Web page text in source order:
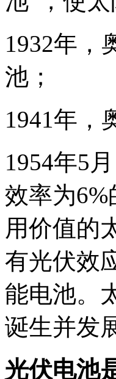
1932年，
池；
1941年，
1954年5
效率为
用价值的
有光伏效
能电池。
诞生并发
光伏电池